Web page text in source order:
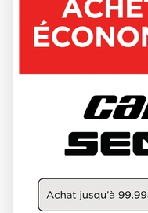
CAN-AM 2025
SWITCH
HP 55SL